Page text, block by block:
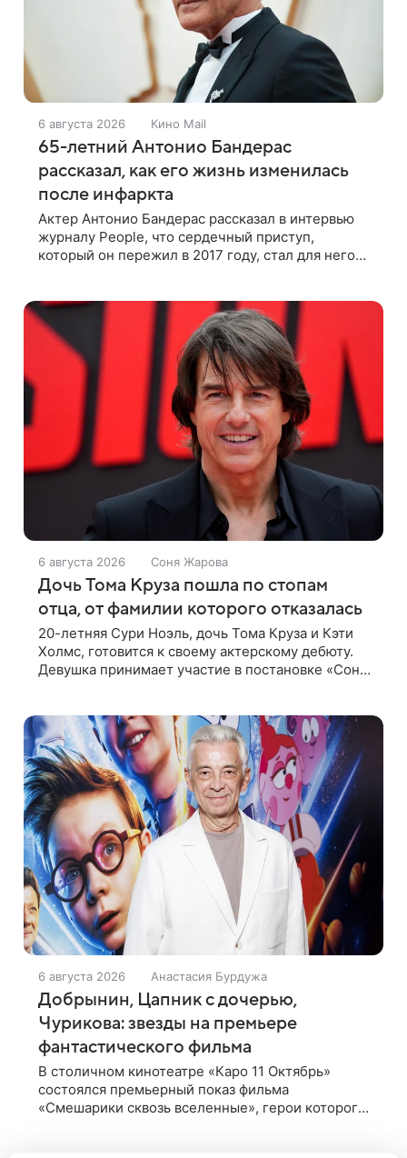
6 августа 2026 Кино Mail
65-летний Антонио Бандерас
рассказал, как его жизнь изменилась
после инфаркта
Актер Антонио Бандерас рассказал в интервью
журналу People, что сердечный приступ,
который он пережил в 2017 году, стал для него
6 августа 2026 Соня Жарова
Дочь Тома Круза пошла по стопам
отца, от фамилии которого отказалась
20-летняя Сури Ноэль, дочь Тома Круза и Кэти
Холмс, готовится к своему актерскому дебюту.
Девушка принимает участие в постановке «Сон в
6 августа 2026 Анастасия Бурдужа
Добрынин, Цапник с дочерью,
Чурикова: звезды на премьере
фантастического фильма
В столичном кинотеатре «Каро 11 Октябрь»
состоялся премьерный показ фильма
«Смешарики сквозь вселенные», герои которого